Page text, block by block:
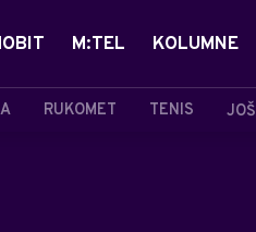
RUKOMET TENIS JOŠ
M:TEL KOLUMNE